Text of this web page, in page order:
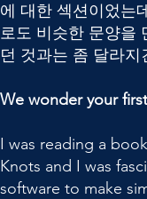
에 대한 섹션이었는
로도 비슷한 문양을
던 것과는 좀 달라
We wonder your
I was reading a
Knots and I was
software to make